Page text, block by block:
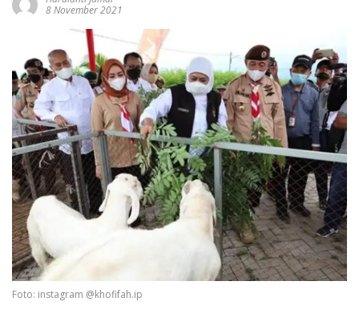
8 November 2021
Foto: instagram @khofifah.ip